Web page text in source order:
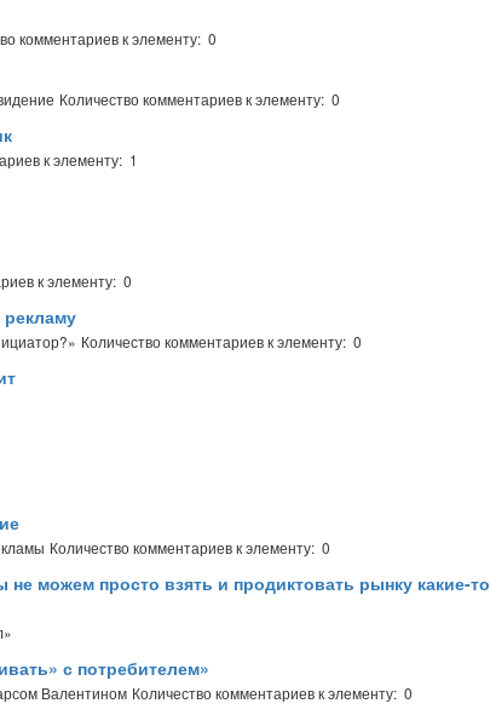
комментариев к элементу: 0
Количество комментариев к элементу: 0
к элементу: 1
к элементу: 0
Количество комментариев к элементу: 0
Количество комментариев к элементу: 0
можем просто взять и продиктовать рынку какие-то
с потребителем»
Валентином Количество комментариев к элементу: 0